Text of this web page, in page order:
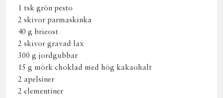
1 tsk grön pesto
2 skivor parmaskinka
40 g brieost
2 skivor gravad lax
300 g jordgubbar
15 g mörk choklad med hög kakaohalt
2 apelsiner
2 clementiner